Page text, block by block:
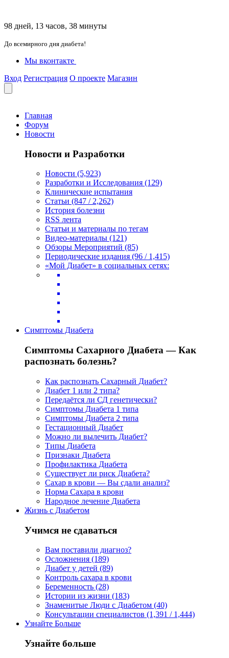
98 дней, 13 часов, 38 минуты
До всемирного дня диабета!
Мы вконтакте
Вход Регистрация О проекте Магазин
Главная
Форум
Новости
Новости и Разработки
Новости (5,923)
Разработки и Исследования (129)
Клинические испытания
Статьи (847 / 2,262)
История болезни
RSS лента
Статьи и материалы по тегам
Видео-материалы (121)
Обзоры Мероприятий (85)
Периодические издания (96 / 1,415)
«Мой Диабет» в социальных сетях:
Симптомы Диабета
Симптомы Сахарного Диабета — Как
распознать болезнь?
Как распознать Сахарный Диабет?
Диабет 1 или 2 типа?
Передаётся ли СД генетически?
Симптомы Диабета 1 типа
Симптомы Диабета 2 типа
Гестационный Диабет
Можно ли вылечить Диабет?
Типы Диабета
Признаки Диабета
Профилактика Диабета
Существует ли риск Диабета?
Сахар в крови — Вы сдали анализ?
Норма Сахара в крови
Народное лечение Диабета
Жизнь с Диабетом
Учимся не сдаваться
Вам поставили диагноз?
Осложнения (189)
Диабет у детей (89)
Контроль сахара в крови
Беременность (28)
Истории из жизни (183)
Знаменитые Люди с Диабетом (40)
Консультации специалистов (1,391 / 1,444)
Узнайте Больше
Узнайте больше